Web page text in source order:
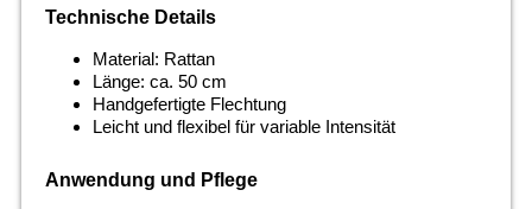
Technische Details
Material: Rattan
Länge: ca. 50 cm
Handgefertigte Flechtung
Leicht und flexibel für variable Intensität
Anwendung und Pflege